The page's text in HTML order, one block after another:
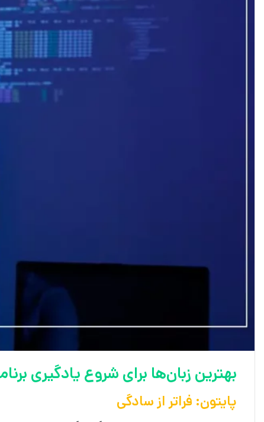
بهترین زبان‌ها برای شروع یادگیری
پایتون: فراتر از سادگی